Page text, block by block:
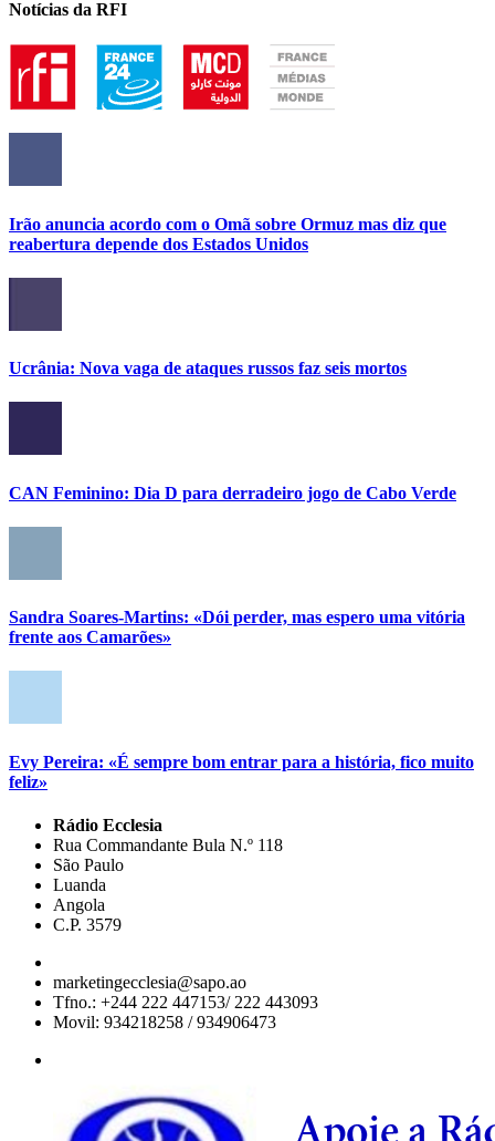
Notícias da RFI
Irão anuncia acordo com o Omã sobre Ormuz mas diz que
reabertura depende dos Estados Unidos
Ucrânia: Nova vaga de ataques russos faz seis mortos
CAN Feminino: Dia D para derradeiro jogo de Cabo Verde
Sandra Soares-Martins: «Dói perder, mas espero uma vitória
frente aos Camarões»
Evy Pereira: «É sempre bom entrar para a história, fico muito
feliz»
Rádio Ecclesia
Rua Commandante Bula N.º 118
São Paulo
Luanda
Angola
C.P. 3579
marketingecclesia@sapo.ao
Tfno.: +244 222 447153/ 222 443093
Movil: 934218258 / 934906473